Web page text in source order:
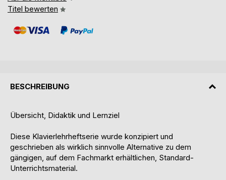
Titel bewerten
BESCHREIBUNG
Übersicht, Didaktik und Lernziel
Diese Klavierlehrheftserie wurde konzipiert und
geschrieben als wirklich sinnvolle Alternative zu dem
gängigen, auf dem Fachmarkt erhältlichen, Standard-
Unterrichtsmaterial.